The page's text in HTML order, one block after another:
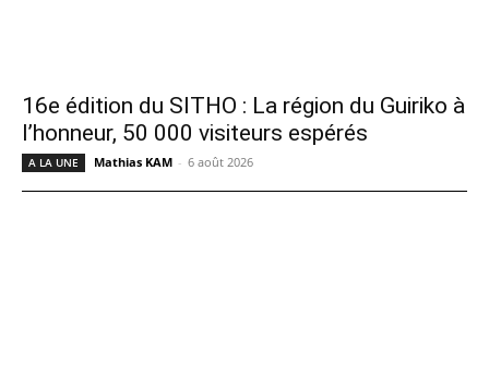
16e édition du SITHO : La région du Guiriko à
l’honneur, 50 000 visiteurs espérés
A LA UNE Mathias KAM - 6 août 2026